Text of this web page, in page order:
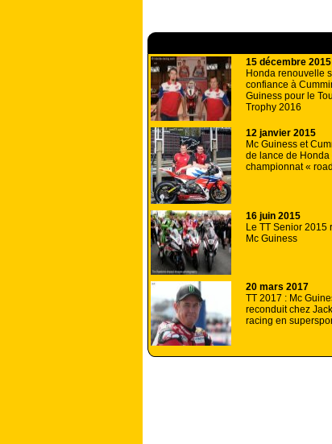
15 décembre 2015
Honda renouvelle
confiance à
Guiness pour le
Trophy 2016
12 janvier 2015
Mc Guiness et
de lance de Honda
championnat «
16 juin 2015
Le TT Senior 2015
Mc Guiness
20 mars 2017
TT 2017 : Mc
reconduit chez
racing en